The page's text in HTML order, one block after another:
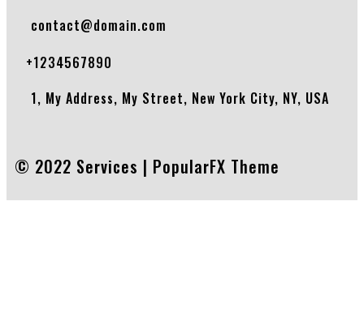
contact@domain.com
+1234567890
1, My Address, My Street, New York City, NY, USA
© 2022 Services | PopularFX Theme